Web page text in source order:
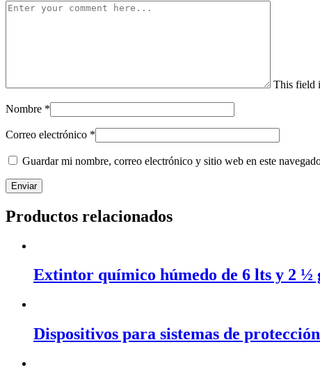
This field
Nombre *
Correo electrónico *
Guardar mi nombre, correo electrónico y sitio web en este
Productos relacionados
Extintor químico húmedo de 6 lts y 2 ½
Dispositivos para sistemas de